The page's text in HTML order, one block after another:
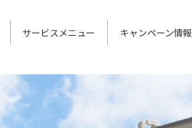
サービスメニュー キャンペーン情報